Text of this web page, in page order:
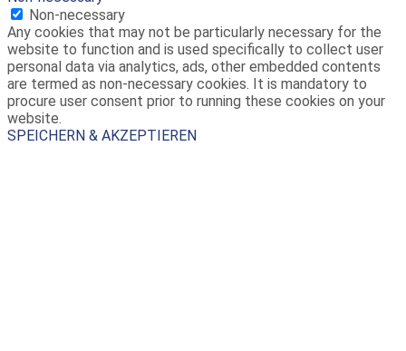
Non-necessary
Any cookies that may not be particularly necessary for the
website to function and is used specifically to collect user
personal data via analytics, ads, other embedded contents
are termed as non-necessary cookies. It is mandatory to
procure user consent prior to running these cookies on your
website.
SPEICHERN & AKZEPTIEREN